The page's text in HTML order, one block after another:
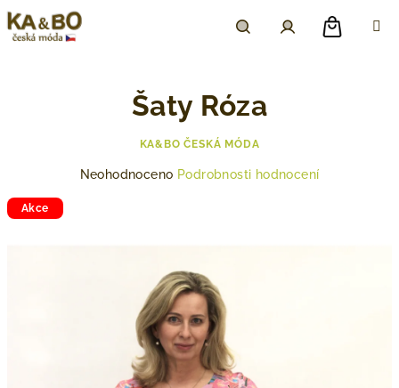
na
obsah
Šaty ⁠Róza
KA&BO ČESKÁ MÓDA
produktu
Neohodnoceno Podrobnosti hodnocení
Akce